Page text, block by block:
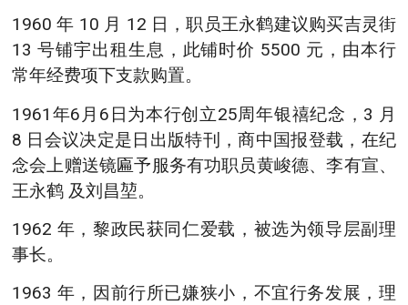
1960 年 10 月 12 日，职员王永鹤建议购买吉灵街
13 号铺宇出租生息，此铺时价 5500 元，由本行
常年经费项下支款购置。
1961年6月6日为本行创立25周年银禧纪念，3 月
8 日会议决定是日出版特刊，商中国报登载，在纪
念会上赠送镜匾予服务有功职员黄峻德、李有宣、
王永鹤 及刘昌堃。
1962 年，黎政民获同仁爱载，被选为领导层副理
事长。
1963 年，因前行所已嫌狭小，不宜行务发展，理